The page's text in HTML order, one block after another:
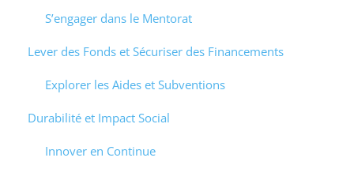
S’engager dans le Mentorat
Lever des Fonds et Sécuriser des Financements
Explorer les Aides et Subventions
Durabilité et Impact Social
Innover en Continue